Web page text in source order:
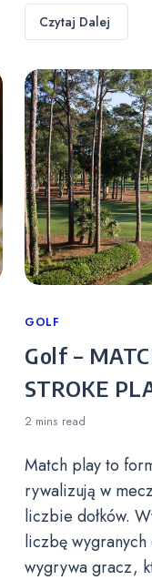
Czytaj Dalej
Categories
GOLF
Golf –
STROKE
2 mins read
Match play to
rywalizują w
liczbie dołków.
liczbę wygranych
wygrywa gracz,